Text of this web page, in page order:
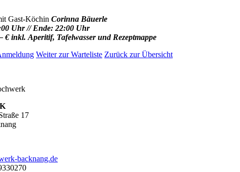
Gast-Köchin Corinna Bäuerle
Uhr // Ende: 22:00 Uhr
€ inkl. Aperitif, Tafelwasser und Rezeptmappe
Weiter zur Warteliste Zurück zur Übersicht
17
backnang.de